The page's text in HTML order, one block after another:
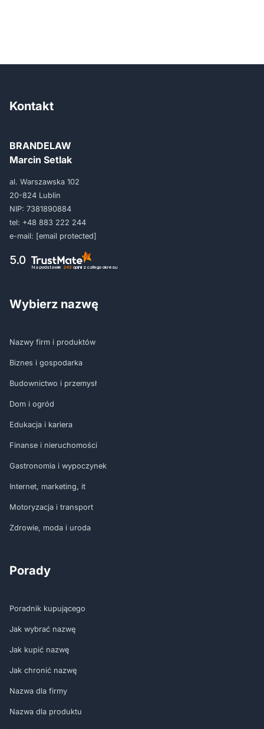
Kontakt
BRANDELAW
Marcin Setlak
al. Warszawska 102
20-824 Lublin
NIP: 7381890884
tel: +48 883 222 244
e-mail: [email protected]
5.0
Na podstawie 243 opinii z całego okresu
Wybierz nazwę
Nazwy firm i produktów
Biznes i gospodarka
Budownictwo i przemysł
Dom i ogród
Edukacja i kariera
Finanse i nieruchomości
Gastronomia i wypoczynek
Internet, marketing, it
Motoryzacja i transport
Zdrowie, moda i uroda
Porady
Poradnik kupującego
Jak wybrać nazwę
Jak kupić nazwę
Jak chronić nazwę
Nazwa dla firmy
Nazwa dla produktu